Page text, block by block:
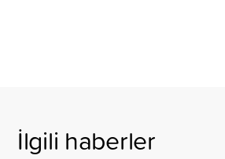
İlgili haberler